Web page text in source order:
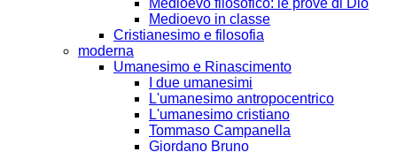
Medioevo in classe
Cristianesimo e filosofia
moderna
Umanesimo e Rinascimento
I due umanesimi
L'umanesimo antropocentrico
L'umanesimo cristiano
Tommaso Campanella
Giordano Bruno